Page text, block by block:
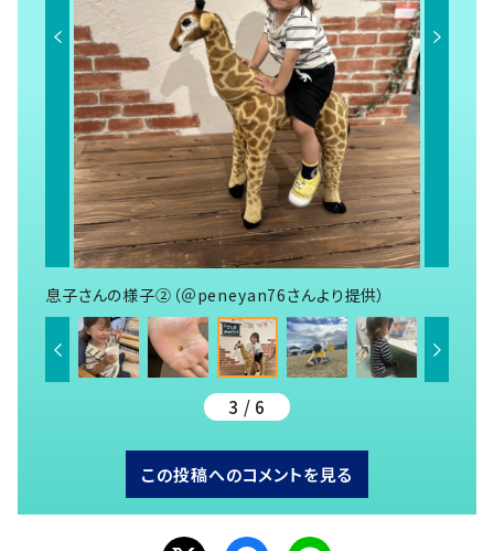
息子さんの様子②（＠peneyan76さんより提供）
3 / 6
この投稿へのコメントを見る